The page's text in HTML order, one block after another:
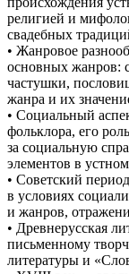
религией и
свадебных
• Жанровое
основных жанров:
частушки,
жанра и их
• Социальный
фольклора, его
за социальную
элементов в
• Советский
в условиях
и жанров,
• Древнерусская
письменному
литературы и